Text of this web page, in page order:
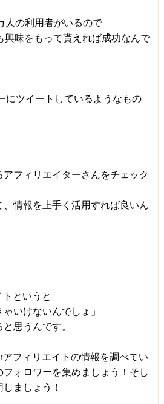
人の利用者がいるので
興味をもって貰えれば成功なんで
にツイートしているようなもの
フィリエイターさんをチェック
、情報を上手く活用すれば良いん
というと
いけないんでしょ」
思うんです。
フィリエイトの情報を調べてい
ォロワーを集めましょう！そし
ましょう！